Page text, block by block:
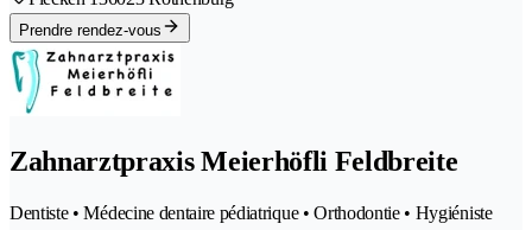
Prendre rendez-vous
Zahnarztpraxis Meierhöfli Feldbreite
Dentiste • Médecine dentaire pédiatrique • Orthodontie • Hygiéniste